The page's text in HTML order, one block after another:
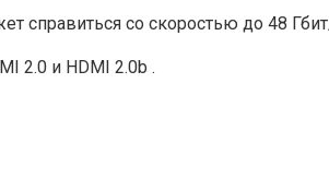
справиться со скоростью до 48
2.0 и HDMI 2.0b .